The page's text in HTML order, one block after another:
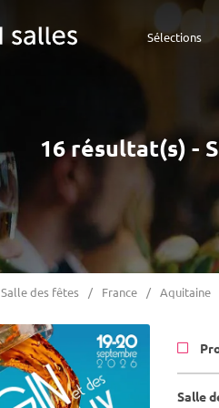
Sélections
16 résultat(s) -
Salle des fêtes France Aquitaine
Salle